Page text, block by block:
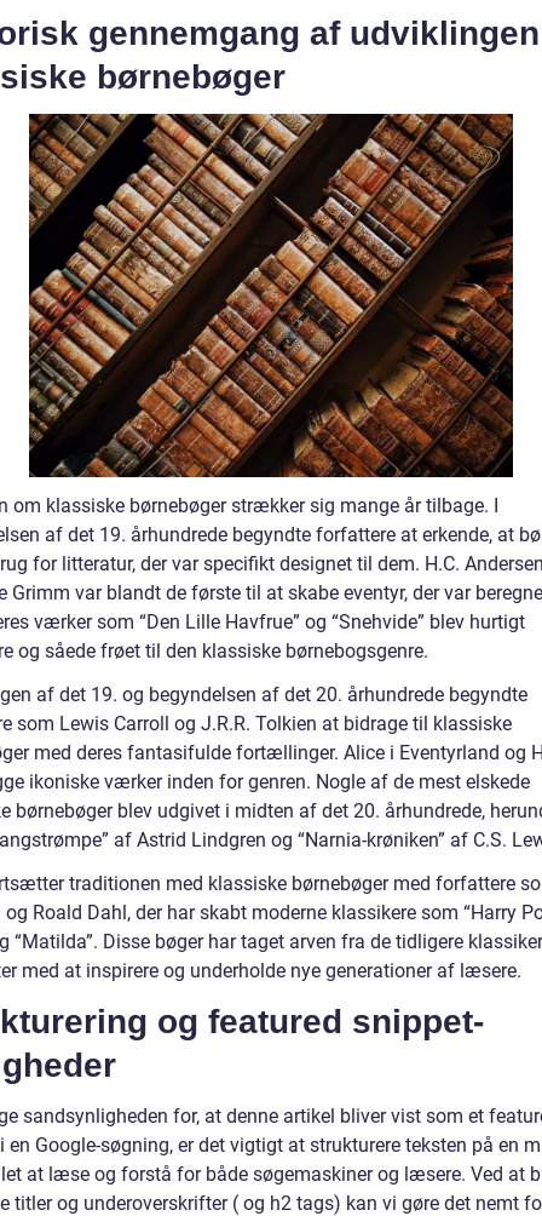
gennemgang af
børnebøger
om klassiske børnebøger strækker sig mange år tilbage. I
af det 19. århundrede begyndte forfattere at erkende, at
for litteratur, der var specifikt designet til dem. H.C.
Grimm var blandt de første til at skabe eventyr, der var
værker som “Den Lille Havfrue” og “Snehvide” blev hurtigt
og såede frøet til den klassiske børnebogsgenre.
af det 19. og begyndelsen af det 20. århundrede begyndte
som Lewis Carroll og J.R.R. Tolkien at bidrage til klassiske
med deres fantasifulde fortællinger. Alice i Eventyrland og
ikoniske værker inden for genren. Nogle af de mest elskede
børnebøger blev udgivet i midten af det 20. århundrede,
af Astrid Lindgren og “Narnia-krøniken” af C.S.
traditionen med klassiske børnebøger med forfattere
Roald Dahl, der har skabt moderne klassikere som “Harry
“Matilda”. Disse bøger har taget arven fra de tidligere
med at inspirere og underholde nye generationer af læsere.
og featured snippet-
sandsynligheden for, at denne artikel bliver vist som et
en Google-søgning, er det vigtigt at strukturere teksten på en
at læse og forstå for både søgemaskiner og læsere. Ved at
titler og underoverskrifter ( og h2 tags) kan vi gøre det nemt